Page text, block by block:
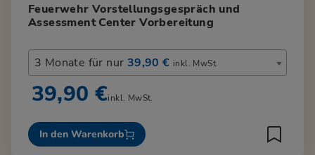
Feuerwehr Vorstellungsgespräch und
Assessment Center Vorbereitung
3 Monate für nur 39,90 € inkl. MwSt.
39,90 €inkl. MwSt.
In den Warenkorb